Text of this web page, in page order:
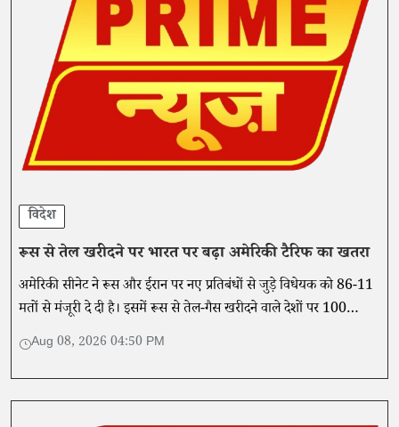
विदेश
रूस से तेल खरीदने पर भारत पर बढ़ा अमेरिकी टैरिफ का खतरा
अमेरिकी सीनेट ने रूस और ईरान पर नए प्रतिबंधों से जुड़े विधेयक को 86-11
मतों से मंजूरी दे दी है। इसमें रूस से तेल-गैस खरीदने वाले देशों पर 100
प्रतिशत तक टैरिफ लगाने का प्रावधान है।
Aug 08, 2026 04:50 PM